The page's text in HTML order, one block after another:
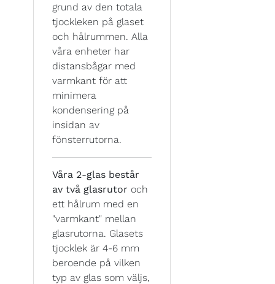
grund av den totala
tjockleken på glaset
och hålrummen. Alla
våra enheter har
distansbågar med
varmkant för att
minimera
kondensering på
insidan av
fönsterrutorna.
Våra 2-glas består
av två glasrutor och
ett hålrum med en
"varmkant" mellan
glasrutorna. Glasets
tjocklek är 4-6 mm
beroende på vilken
typ av glas som väljs,